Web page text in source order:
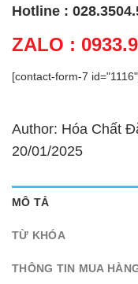
Hotline :
ZALO :
[contact-form-7
Author: Hóa Chất
20/01/2025
MÔ TẢ
TỪ KHÓA
THÔNG TIN MUA